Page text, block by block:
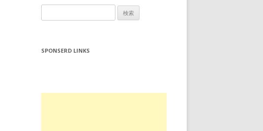
索:
SPONSERD LINKS